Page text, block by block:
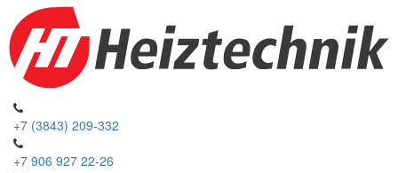
+7 (3843) 209-332
+7 906 927 22-26